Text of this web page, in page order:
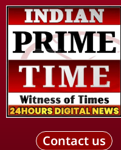
Contact us